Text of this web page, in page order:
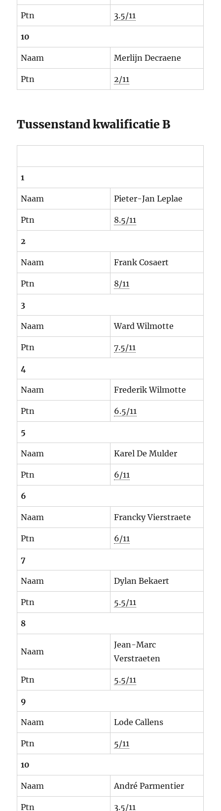
Ptn 3.5/11
10
Naam Merlijn Decraene
Ptn 2/11
Tussenstand kwalificatie B
1
Naam Pieter-Jan Leplae
Ptn 8.5/11
2
Naam Frank Cosaert
Ptn 8/11
3
Naam Ward Wilmotte
Ptn 7.5/11
4
Naam Frederik Wilmotte
Ptn 6.5/11
5
Naam Karel De Mulder
Ptn 6/11
6
Naam Francky Vierstraete
Ptn 6/11
7
Naam Dylan Bekaert
Ptn 5.5/11
8
Naam
Jean-Marc
Verstraeten
Ptn 5.5/11
9
Naam Lode Callens
Ptn 5/11
10
Naam André Parmentier
Ptn 3.5/11